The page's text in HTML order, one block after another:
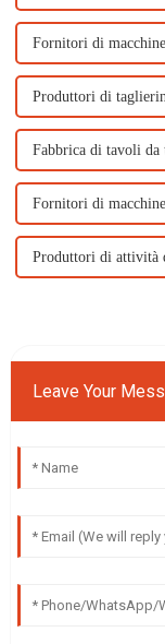
Fornitori di
Produttori di
Fabbrica di tavoli da
Fornitori di
Produttori di attività
Leave Your